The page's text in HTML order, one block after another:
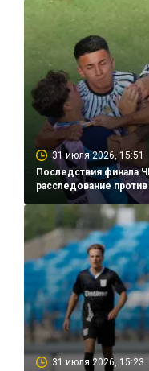
31 июля 2026, 15:51
Последствия финала
расследование
31 июля 2026, 15:23